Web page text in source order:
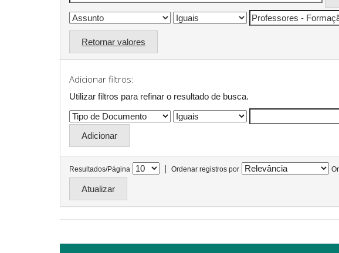
Retornar valores
Adicionar filtros:
Utilizar filtros para refinar o resultado de busca.
Resultados/Página | Ordenar registros por